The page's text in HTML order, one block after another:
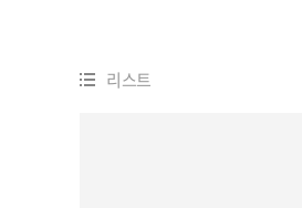
리스트